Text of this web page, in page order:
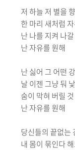
저 하늘 저 별을
한 마리 새처럼
난 나를 지켜 나
난 자유를 원해
난 싫어 그 어떤
날 이젠 그냥 둬
숨이 막혀 버릴
난 자유를 원해
당신들의 끝없는
내 몸이 묶인다